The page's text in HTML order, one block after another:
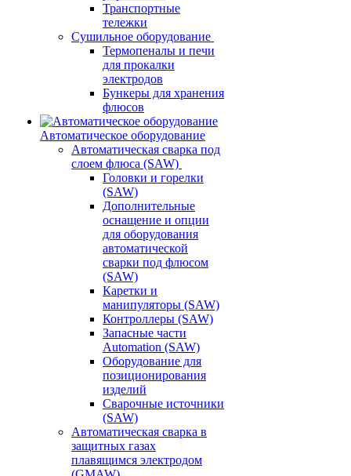
Транспортные
тележки
Сушильное оборудование
Термопеналы и печи
для прокалки
электродов
Бункеры для хранения
флюсов
Автоматическое оборудование
Автоматическая сварка под
слоем флюса (SAW)
Головки и горелки
(SAW)
Дополнительные
оснащение и опции
для оборудования
автоматической
сварки под флюсом
(SAW)
Каретки и
манипуляторы (SAW)
Контроллеры (SAW)
Запасные части
Automation (SAW)
Оборудование для
позиционирования
изделий
Сварочные источники
(SAW)
Автоматическая сварка в
защитных газах
плавящимся электродом